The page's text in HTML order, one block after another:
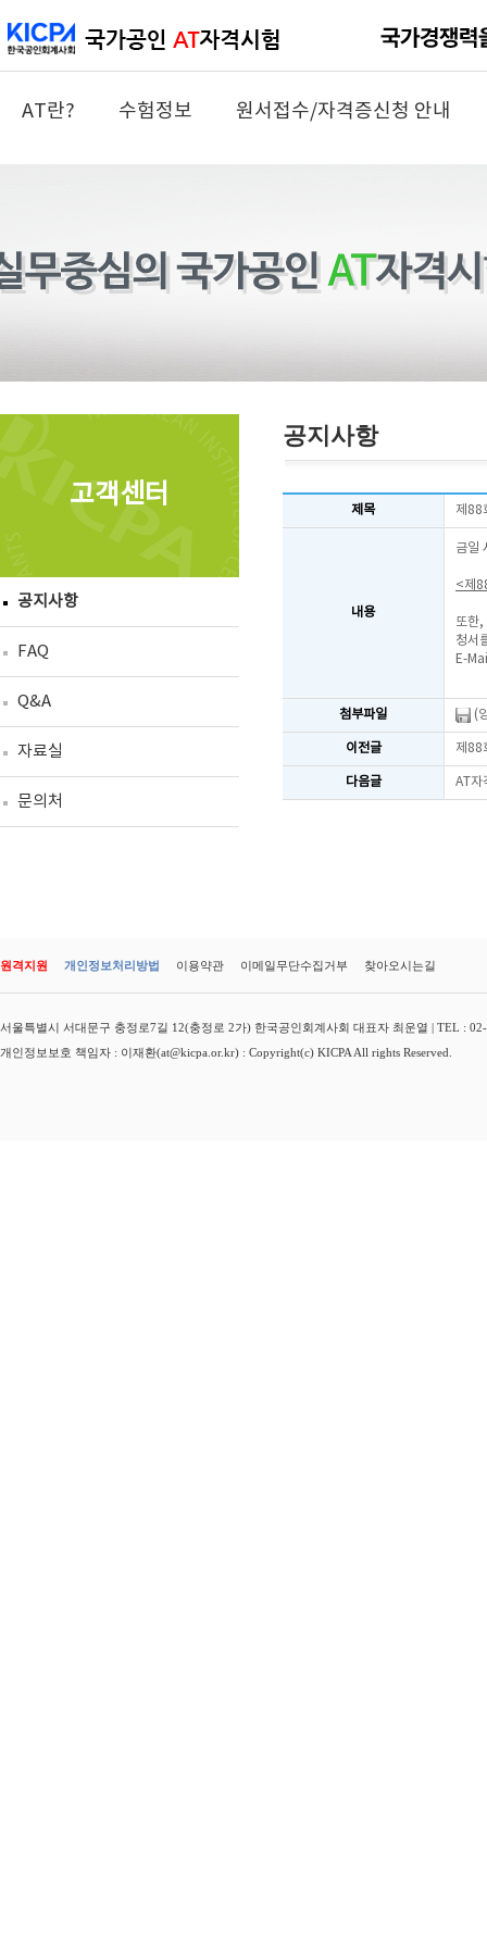
AT란? 수험정보 원서접수/자격증신청 안내
고객센터
공지사항
FAQ
Q&A
자료실
문의처
공지사항
제목 제88
내용
금일
<제
또한
청서
E-
첨부파일 (
이전글 제88
다음글 AT자
원격지원 개인정보처리방법 이용약관 이메일무단수집거부 찾아오시는길
서울특별시 서대문구 충정로7길 12(충정로 2가) 한국공인회계사회 대표자 최운열 | TEL :
개인정보보호 책임자 : 이재환(at@kicpa.or.kr) : Copyright(c) KICPA All rights Reserved.